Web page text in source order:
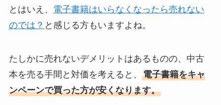
とはいえ、 電子書籍はいらなくなったら売れない
のでは？ と感じる方もいますよね。
たしかに売れないデメリットはあるものの、中古
本を売る手間と対価を考えると、 電子書籍をキャ
ンペーンで買った方が安くなります。